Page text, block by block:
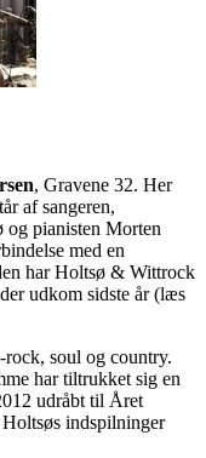
, Gravene 32. Her
af sangeren,
og pianisten Morten
med en
har Holtsø & Wittrock
udkom sidste år (læs
soul og country.
har tiltrukket sig en
udråbt til Året
indspilninger